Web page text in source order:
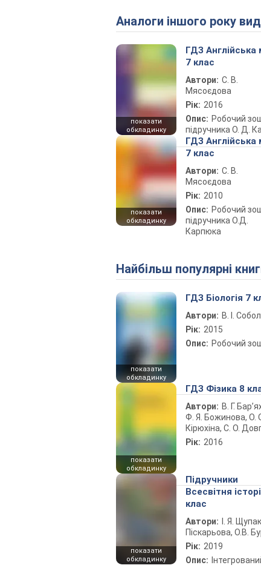
Аналоги іншого року
показати
обкладинку
ГДЗ Англійська
7 клас
Автори: С. В.
Мясоєдова
Рік: 2016
Опис: Робочий
підручника О. Д.
показати
обкладинку
ГДЗ Англійська
7 клас
Автори: С. В.
Мясоєдова
Рік: 2010
Опис: Робочий
підручника О.Д.
Карпюка
Найбільш популярні
показати
обкладинку
ГДЗ Біологія 7
Автори: В. І.
Рік: 2015
Опис: Робочий
показати
обкладинку
ГДЗ Фізика 8
Автори: В. Г.
Ф. Я. Божинова, О.
Кірюхіна, С. О.
Рік: 2016
показати
обкладинку
Підручники
Всесвітня
клас
Автори:
І. Я.
Піскарьова, О.В.
Рік: 2019
Опис: